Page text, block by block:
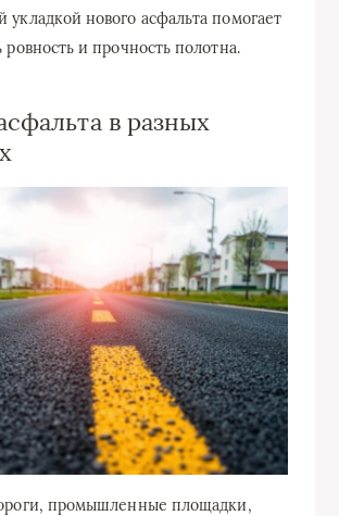
нового асфальта помогает
ровность и прочность полотна.
в разных
промышленные площадки,